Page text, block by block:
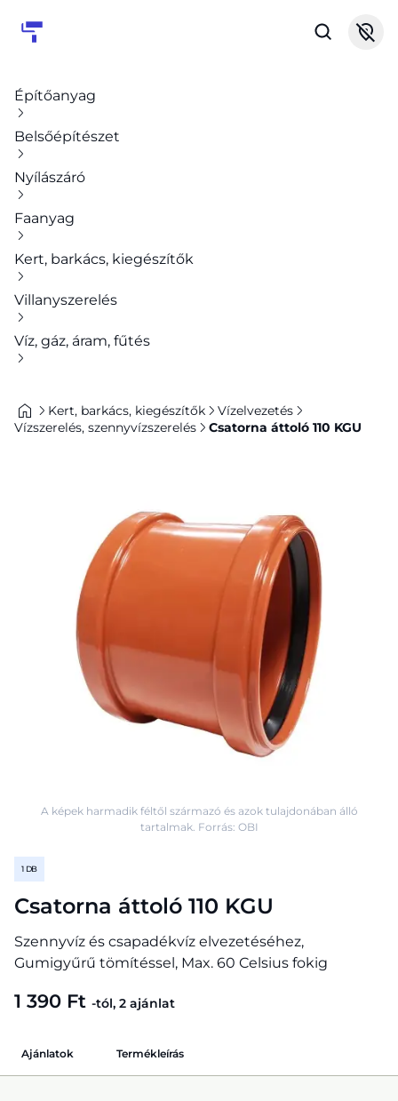
Építőanyag
Belsőépítészet
Nyílászáró
Faanyag
Kert, barkács, kiegészítők
Villanyszerelés
Víz, gáz, áram, fűtés
Kert, barkács, kiegészítők
Vízelvezetés
Vízszerelés, szennyvízszerelés
Csatorna áttoló 110 KGU
1 DB
Csatorna áttoló 110 KGU
Szennyvíz és csapadékvíz elvezetéséhez,
Gumigyűrű tömítéssel, Max. 60 Celsius fokig
1 390 Ft -tól, 2 ajánlat
A képek harmadik féltől származó és azok tulajdonában álló
tartalmak. Forrás: OBI
Ajánlatok Termékleírás